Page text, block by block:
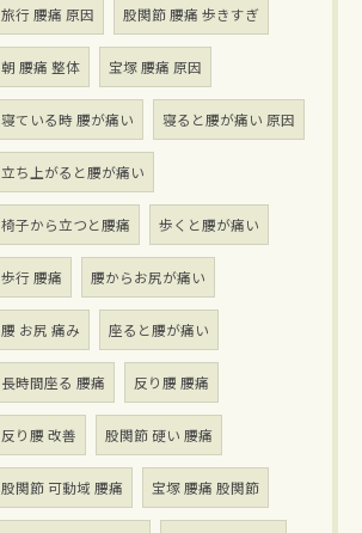
旅行 腰痛 原因 股関節 腰痛 歩きすぎ
朝 腰痛 整体 宝塚 腰痛 原因
寝ている時 腰が痛い 寝ると腰が痛い 原因
立ち上がると腰が痛い
椅子から立つと腰痛 歩くと腰が痛い
歩行 腰痛 腰からお尻が痛い
腰 お尻 痛み 座ると腰が痛い
長時間座る 腰痛 反り腰 腰痛
反り腰 改善 股関節 硬い 腰痛
股関節 可動域 腰痛 宝塚 腰痛 股関節